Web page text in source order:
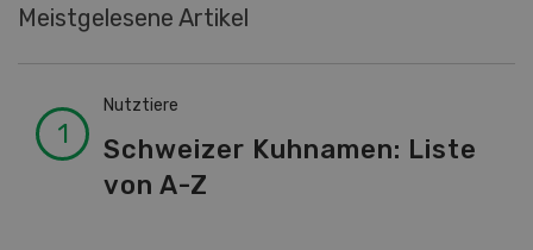
Meistgelesene Artikel
Nutztiere
Schweizer Kuhnamen: Liste
von A-Z